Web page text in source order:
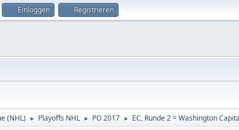
Einloggen Registrieren
(NHL) ► Playoffs NHL ► PO 2017 ► EC, Runde 2 = Washington